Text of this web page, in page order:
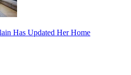
Has Updated Her Home